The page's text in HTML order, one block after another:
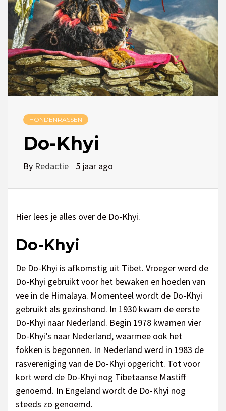
HONDENRASSEN
Do-Khyi
By Redactie 5 jaar ago
Hier lees je alles over de Do-Khyi.
Do-Khyi
De Do-Khyi is afkomstig uit Tibet. Vroeger werd de
Do-Khyi gebruikt voor het bewaken en hoeden van
vee in de Himalaya. Momenteel wordt de Do-Khyi
gebruikt als gezinshond. In 1930 kwam de eerste
Do-Khyi naar Nederland. Begin 1978 kwamen vier
Do-Khyi’s naar Nederland, waarmee ook het
fokken is begonnen. In Nederland werd in 1983 de
rasvereniging van de Do-Khyi opgericht. Tot voor
kort werd de Do-Khyi nog Tibetaanse Mastiff
genoemd. In Engeland wordt de Do-Khyi nog
steeds zo genoemd.